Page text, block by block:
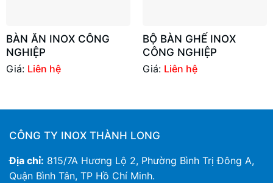
BÀN ĂN INOX CÔNG
NGHIỆP
Giá: Liên hệ
BỘ BÀN GHẾ INOX
CÔNG NGHIỆP
Giá: Liên hệ
CÔNG TY INOX THÀNH LONG
Địa chỉ: 815/7A Hương Lộ 2, Phường Bình Trị Đông A,
Quận Bình Tân, TP Hồ Chí Minh.